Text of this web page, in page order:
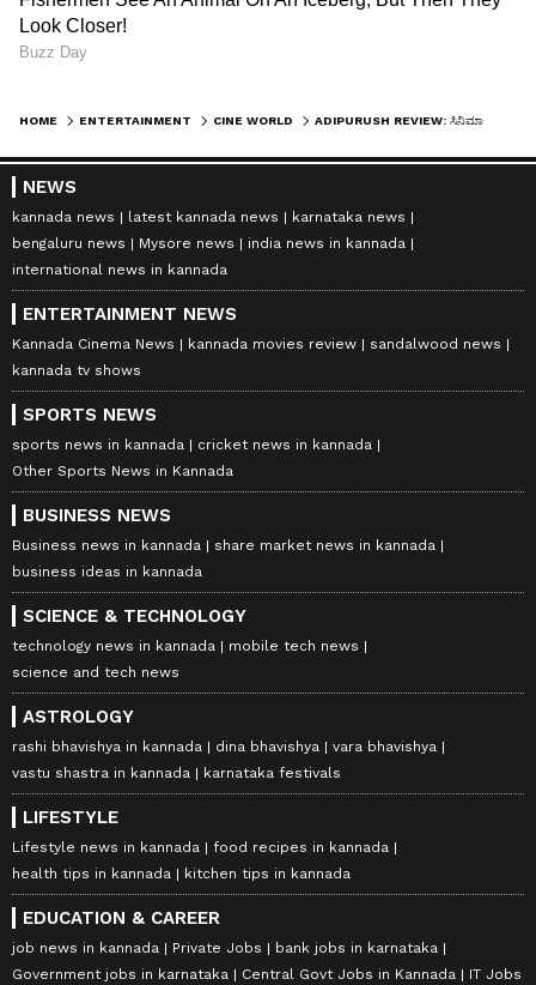
HOME ENTERTAINMENT CINE WORLD
NEWS
kannada news latest kannada news
karnataka news
bengaluru news
Mysore news
india news in kannada
international news in kannada
ENTERTAINMENT NEWS
Kannada Cinema News kannada movies review
sandalwood news
kannada tv shows
SPORTS NEWS
sports news in kannada
cricket news in kannada
Other Sports News in Kannada
BUSINESS NEWS
Business news in kannada
share market news in kannada
business ideas in kannada
SCIENCE & TECHNOLOGY
technology news in kannada
mobile tech news
science and tech news
ASTROLOGY
rashi bhavishya in kannada dina bhavishya
vara bhavishya
vastu shastra in kannada
karnataka festivals
LIFESTYLE
Lifestyle news in kannada
food recipes in kannada
health tips in kannada
kitchen tips in kannada
EDUCATION & CAREER
job news in kannada Private Jobs
bank jobs in karnataka
Government jobs in karnataka
Central Govt Jobs in Kannada IT Jobs